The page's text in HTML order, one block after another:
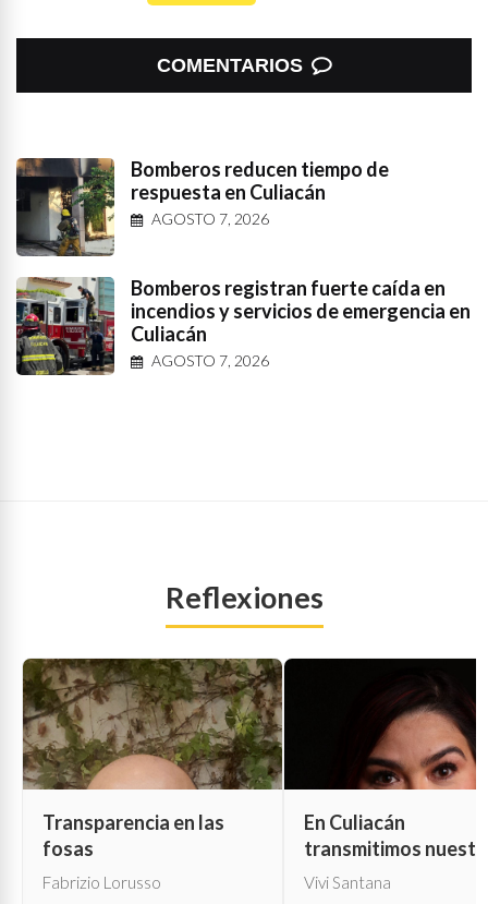
COMENTARIOS
Bomberos reducen tiempo de
respuesta en Culiacán
AGOSTO 7, 2026
Bomberos registran fuerte caída en
incendios y servicios de emergencia en
Culiacán
AGOSTO 7, 2026
Reflexiones
Transparencia en las
fosas
Fabrizio Lorusso
En Culiacán
transmitimos
propia muerte
Vivi Santana